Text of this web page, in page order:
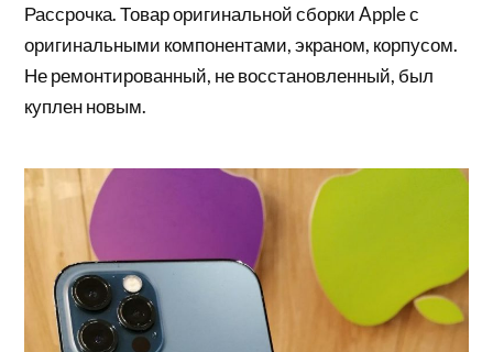
Рассрочка. Товар оригинальной сборки Apple с
оригинальными компонентами, экраном, корпусом.
Не ремонтированный, не восстановленный, был
куплен новым.